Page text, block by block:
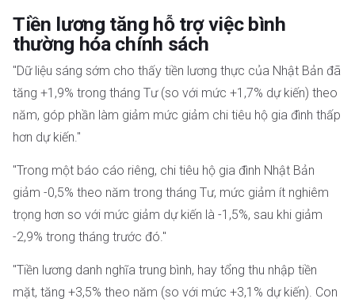
Tiền lương tăng hỗ trợ việc bình
thường hóa chính sách
"Dữ liệu sáng sớm cho thấy tiền lương thực của Nhật Bản đã
tăng +1,9% trong tháng Tư (so với mức +1,7% dự kiến) theo
năm, góp phần làm giảm mức giảm chi tiêu hộ gia đình thấp
hơn dự kiến."
"Trong một báo cáo riêng, chi tiêu hộ gia đình Nhật Bản
giảm -0,5% theo năm trong tháng Tư, mức giảm ít nghiêm
trọng hơn so với mức giảm dự kiến là -1,5%, sau khi giảm
-2,9% trong tháng trước đó."
"Tiền lương danh nghĩa trung bình, hay tổng thu nhập tiền
mặt, tăng +3,5% theo năm (so với mức +3,1% dự kiến). Con